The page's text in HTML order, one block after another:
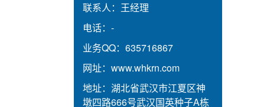
联系人： 王经理
电话： -
业务QQ： 635716867
网址： www.whkrn.com
地址： 湖北省武汉市江夏区神
墩四路666号武汉国英种子A栋